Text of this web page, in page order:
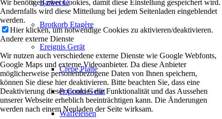
Barbecue
Brotkorb Etagère
Ereignis Gerät
Crepe Platte
Popcorn Gerät
Waffeleisen
Wir benötigen zwei Cookies, damit diese Einstellung gespeichert wird.
Andernfalls wird diese Mitteilung bei jedem Seitenladen eingeblendet
werden.
Hier klicken, um notwendige Cookies zu aktivieren/deaktivieren.
Andere externe Dienste
Wir nutzen auch verschiedene externe Dienste wie Google Webfonts,
Google Maps und externe Videoanbieter. Da diese Anbieter
möglicherweise personenbezogene Daten von Ihnen speichern,
können Sie diese hier deaktivieren. Bitte beachten Sie, dass eine
Deaktivierung dieser Cookies die Funktionalität und das Aussehen
unserer Webseite erheblich beeinträchtigen kann. Die Änderungen
werden nach einem Neuladen der Seite wirksam.